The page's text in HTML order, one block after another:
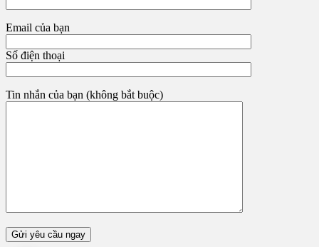
Email của bạn
Số điện thoại
Tin nhắn của bạn (không bắt buộc)